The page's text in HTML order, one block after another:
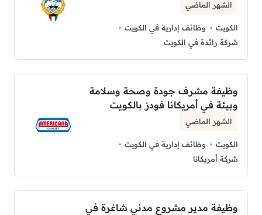
الشهر الماضي
الكويت
وظائف إدارية في الكويت
شركة رائدة في الكويت
وظيفة مشرف جودة وصحة وسلامة
وبيئة في أمريكانا فودز بالكويت
الشهر الماضي
الكويت
وظائف إدارية في الكويت
شركة أمريكانا
وظيفة مدير مشروع مدني شاغرة في